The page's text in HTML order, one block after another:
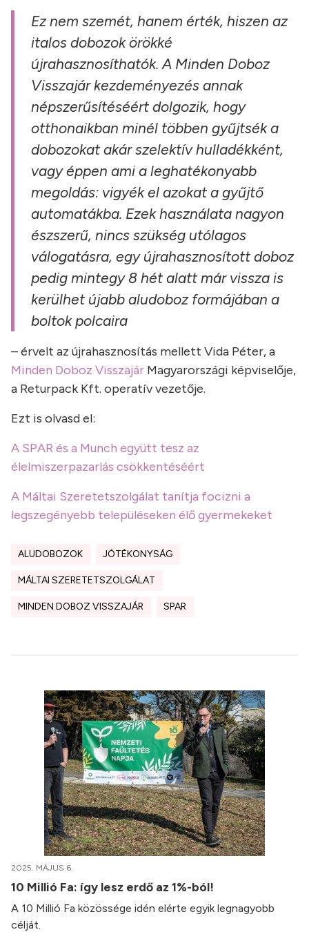
Ez nem szemét, hanem érték, hiszen az
italos dobozok örökké
újrahasznosíthatók. A Minden Doboz
Visszajár kezdeményezés annak
népszerűsítéséért dolgozik, hogy
otthonaikban minél többen gyűjtsék a
dobozokat akár szelektív hulladékként,
vagy éppen ami a leghatékonyabb
megoldás: vigyék el azokat a gyűjtő
automatákba. Ezek használata nagyon
észszerű, nincs szükség utólagos
válogatásra, egy újrahasznosított doboz
pedig mintegy 8 hét alatt már vissza is
kerülhet újabb aludoboz formájában a
boltok polcaira
– érvelt az újrahasznosítás mellett Vida Péter, a
Minden Doboz Visszajár Magyarországi képviselője,
a Returpack Kft. operatív vezetője.
Ezt is olvasd el:
A SPAR és a Munch együtt tesz az
élelmiszerpazarlás csökkentéséért
A Máltai Szeretetszolgálat tanítja focizni a
legszegényebb településeken élő gyermekeket
ALUDOBOZOK JÓTÉKONYSÁG
MÁLTAI SZERETETSZOLGÁLAT
MINDEN DOBOZ VISSZAJÁR SPAR
2025. MÁJUS 6.
10 Millió Fa: így lesz erdő az 1%-ból!
A 10 Millió Fa közössége idén elérte egyik legnagyobb
célját.